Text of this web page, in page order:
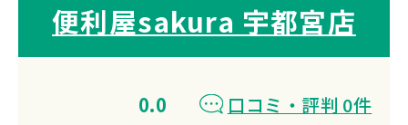
便利屋sakura 宇都宮店
0.0
口コミ・評判 0件